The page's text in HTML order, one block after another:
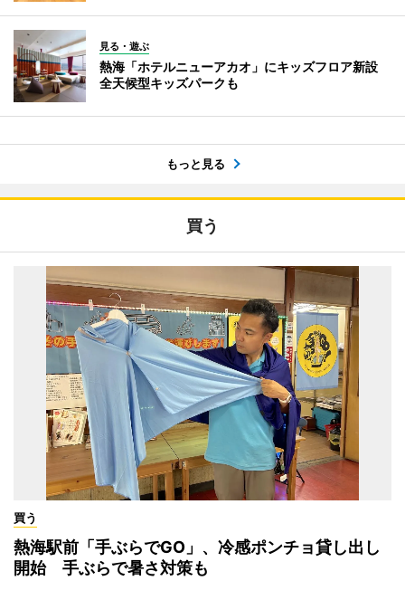
見る・遊ぶ
熱海「ホテルニューアカオ」にキッズフロア新設
全天候型キッズパークも
もっと見る
買う
買う
熱海駅前「手ぶらでGO」、冷感ポンチョ貸し出し
開始 手ぶらで暑さ対策も